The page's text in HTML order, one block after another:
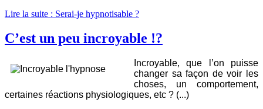
Lire la suite : Serai-je hypnotisable ?
C’est un peu incroyable !?
Incroyable, que l’on puisse
changer sa façon de voir les
choses, un comportement,
certaines réactions physiologiques, etc ? (...)